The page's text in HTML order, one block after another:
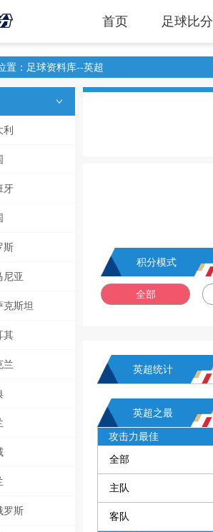
首页 足球比分
置：足球资料库--英超
牙
斯
尼亚
克斯坦
其
兰
罗斯
积分模式
全部
英超统计
英超之最
攻击力最佳
全部
主队
客队